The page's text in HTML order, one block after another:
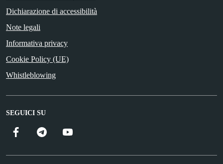
Dichiarazione di accessibilità
Note legali
Informativa privacy
Cookie Policy (UE)
Whistleblowing
SEGUICI SU
Facebook Telegram